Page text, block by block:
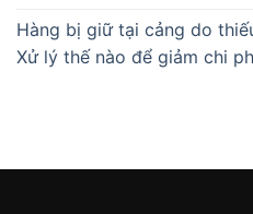
Hàng bị giữ tại cảng do
Xử lý thế nào để giảm chi